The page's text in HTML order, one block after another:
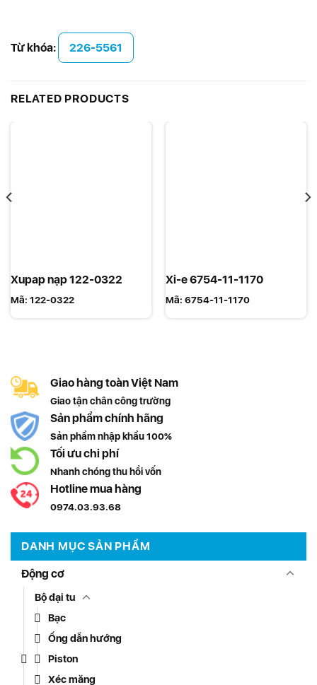
Giao hàng toàn Việt Nam
Giao tận chân công trường
Sản phẩm chính hãng
Sản phẩm nhập khẩu 100%
Tối ưu chi phí
Nhanh chóng thu hồi vốn
Hotline mua hàng
0974.03.93.68
DANH MỤC SẢN PHẨM
Động cơ
Bộ đại tu
Bạc
Ống dẫn hướng
Piston
Xéc măng
Từ khóa: 226-5561
RELATED PRODUCTS
Xupap nạp 122-0322
Mã: 122-0322
Xi-e 6754-11-1170
Mã: 6754-11-1170